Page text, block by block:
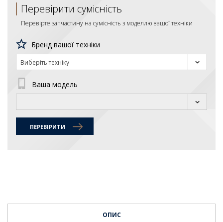
Перевірити сумісність
Перевірте запчастину на сумісність з моделлю вашої техніки
Бренд вашої техніки
Виберіть техніку
Ваша модель
ПЕРЕВІРИТИ
ОПИС